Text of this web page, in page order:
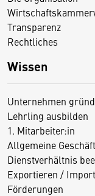
Transparenz
Rechtliches
Wissen
Unternehmen
Lehrling ausbilden
1. Mitarbeiter:in
Allgemeine
Dienstverhältnis
Exportieren /
Förderungen